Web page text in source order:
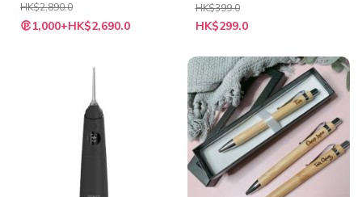
HK$2,890.0
特
殊 1,000+HK$2,690.0
HK$399.0
特
殊
格
HK$299.0